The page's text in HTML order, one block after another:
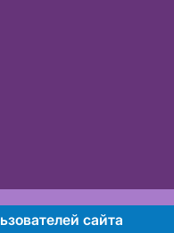
сайта